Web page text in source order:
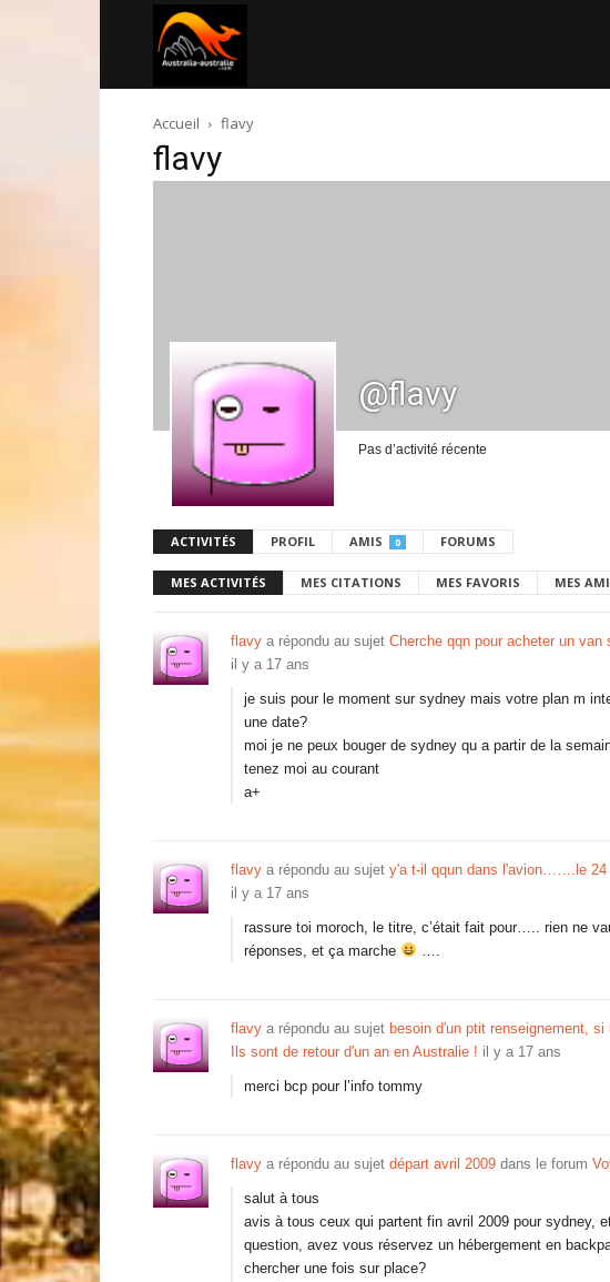
australie.com
Accueil flavy
flavy
@flavy
Pas d’activité récente
ACTIVITÉS PROFIL AMIS 0 FORUMS
MES ACTIVITÉS MES CITATIONS MES FAVORIS MES
flavy a répondu au sujet Cherche qqn pour acheter un van
il y a 17 ans
je suis pour le moment sur sydney mais votre plan m
une date?
moi je ne peux bouger de sydney qu a partir de la
tenez moi au courant
a+
flavy a répondu au sujet y'a t-il qqun dans l'avion…….le 24
il y a 17 ans
rassure toi moroch, le titre, c’était fait pour….. rien ne
réponses, et ça marche
….
flavy a répondu au sujet besoin d'un ptit renseignement, si
Ils sont de retour d'un an en Australie ! il y a 17 ans
merci bcp pour l’info tommy
flavy a répondu au sujet départ avril 2009 dans le forum
salut à tous
avis à tous ceux qui partent fin avril 2009 pour sydney,
question, avez vous réservez un hébergement en
chercher une fois sur place?